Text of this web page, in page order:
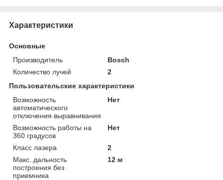
Характеристики
Основные
Производитель
Bosch
Количество лучей
2
Пользовательские характеристики
Возможность
автоматического
отключения выравнивания
Нет
Возможность работы на
360 градусов
Нет
Класс лазера
2
Макс. дальность
построения без
приемника
12 м